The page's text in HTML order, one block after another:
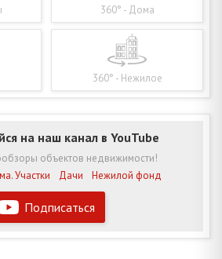
360° - Дома
360° - Нежилое
Подписаться
на наш канал в YouTube
объектов недвижимости!
Участки Дачи Нежилой фонд